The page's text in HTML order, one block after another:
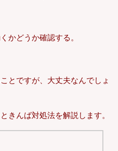
かどうか確認する。
とですが、大丈夫なんでしょ
きんば対処法を解説します。